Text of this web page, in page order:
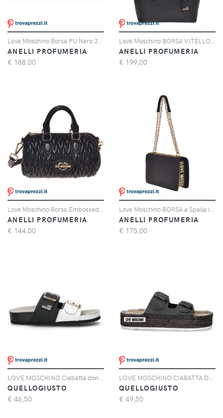
ANELLI PROFUMERIA
€ 188,00
ANELLI PROFUMERIA
€ 199,00
ANELLI PROFUMERIA
€ 144,00
ANELLI PROFUMERIA
€ 175,00
QUELLOGIUSTO
€ 46,50
QUELLOGIUSTO
€ 49,50